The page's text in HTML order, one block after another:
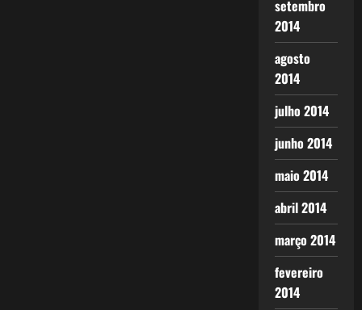
setembro
2014
agosto
2014
julho 2014
junho 2014
maio 2014
abril 2014
março 2014
fevereiro
2014